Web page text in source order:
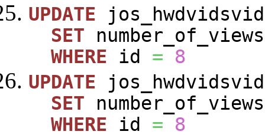
UPDATE
SET
WHERE id =
8
UPDATE
SET
WHERE id =
8